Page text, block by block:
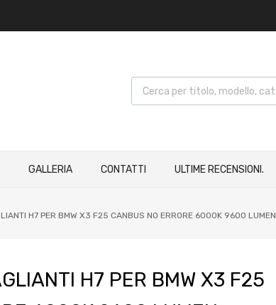
GALLERIA CONTATTI ULTIME RECENSIONI.
H7 PER BMW X3 F25 CANBUS NO ERRORE 6000K 9600 LUMEN
H7 PER BMW X3 F25